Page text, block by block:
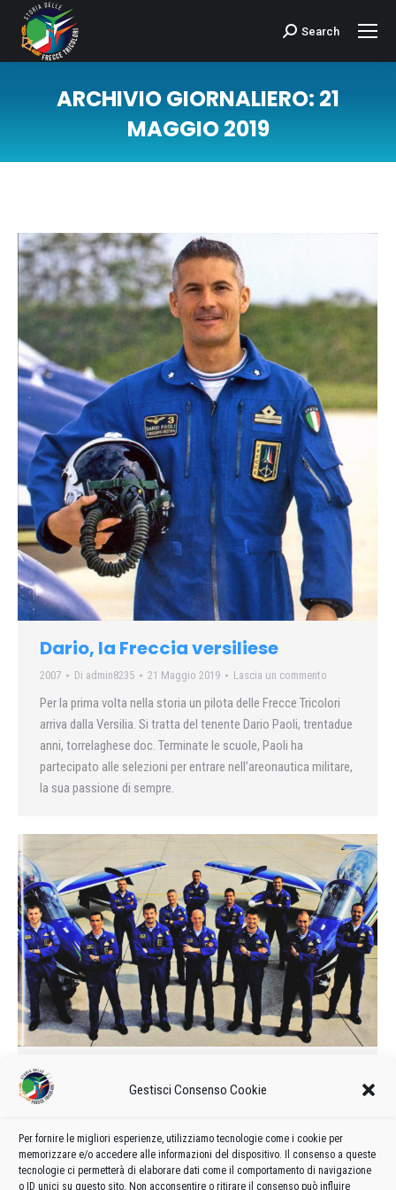
Gestisci Consenso Cookie
Per fornire le migliori esperienze, utilizziamo tecnologie come i cookie per
memorizzare e/o accedere alle informazioni del dispositivo. Il consenso a queste
tecnologie ci permetterà di elaborare dati come il comportamento di navigazione
o ID unici su questo sito. Non acconsentire o ritirare il consenso può influire
Cerca:Search
ARCHIVIO GIORNALIERO: 21
MAGGIO 2019
Dario, la Freccia versiliese
2007 Di admin8235 21 Maggio 2019 Lascia un commento
Per la prima volta nella storia un pilota delle Frecce Tricolori
arriva dalla Versilia. Si tratta del tenente Dario Paoli, trentadue
anni, torrelaghese doc. Terminate le scuole, Paoli ha
partecipato alle selezioni per entrare nell’areonautica militare,
la sua passione di sempre.
Calendario delle manifestazioni e
formazione del 2007
Formazione e calendario 2007 delle manifestazioni delle
Frecce Tricolori